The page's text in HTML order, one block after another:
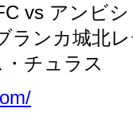
vs アンビシ
ンカ城北
チュラス